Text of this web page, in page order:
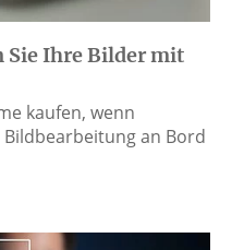
Sie Ihre Bilder mit
kaufen, wenn
an Bord